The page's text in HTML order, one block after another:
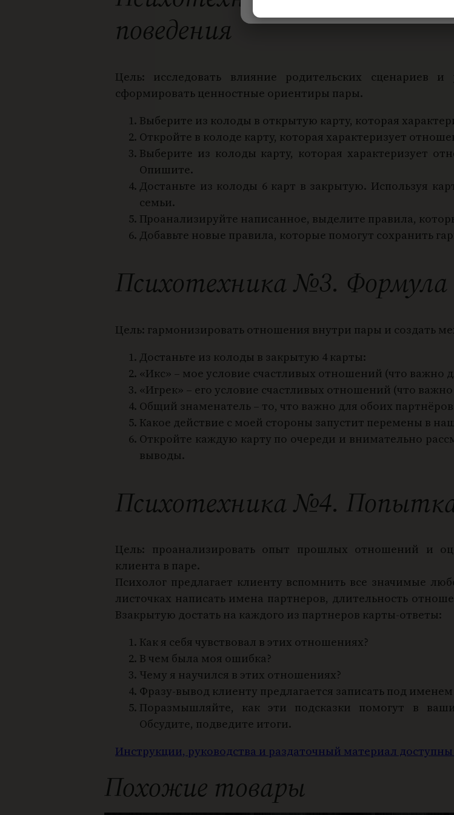
поведения
Цель: исследовать влияние родительских сценариев
сформировать ценностные ориентиры пары.
Выберите из колоды в открытую карту, которая
Откройте в колоде карту, которая характеризует
Выберите из колоды карту, которая характеризует
Опишите.
Достаньте из колоды 6 карт в закрытую. Используя
семьи.
Проанализируйте написанное, выделите правила,
Добавьте новые правила, которые помогут сохранить
Психотехника №3.
Цель: гармонизировать отношения внутри пары и создать
Достаньте из колоды в закрытую 4 карты:
«Икс» – мое условие счастливых отношений (что важно
«Игрек» – его условие счастливых отношений (что
Общий знаменатель – то, что важно для обоих
Какое действие с моей стороны запустит перемены в
Откройте каждую карту по очереди и внимательно
выводы.
Психотехника №4.
Цель: проанализировать опыт прошлых отношений и
клиента в паре.
Психолог предлагает клиенту вспомнить все значимые
листочках написать имена партнеров, длительность
Взакрытую достать на каждого из партнеров карты-ответы:
Как я себя чувствовал в этих отношениях?
В чем была моя ошибка?
Чему я научился в этих отношениях?
Фразу-вывод клиенту предлагается записать под
Поразмышляйте, как эти подсказки помогут в
Обсудите, подведите итоги.
Инструкции, руководства и раздаточный материал
Похожие товары